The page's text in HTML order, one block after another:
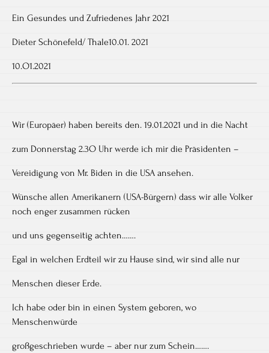
Ein Gesundes und Zufriedenes Jahr 2021
Dieter Schönefeld/ Thale10.01. 2021
10.O1.2021
Wir (Europäer) haben bereits den. 19.01.2021 und in die Nacht
zum Donnerstag 2.3O Uhr werde ich mir die Präsidenten –
Vereidigung von Mr. Biden in die USA ansehen.
Wünsche allen Amerikanern (USA-Bürgern) dass wir alle Volker
noch enger zusammen rücken
und uns gegenseitig achten…….
Egal in welchen Erdteil wir zu Hause sind, wir sind alle nur
Menschen dieser Erde.
Ich habe oder bin in einen System geboren, wo
Menschenwürde
großgeschrieben wurde – aber nur zum Schein…….